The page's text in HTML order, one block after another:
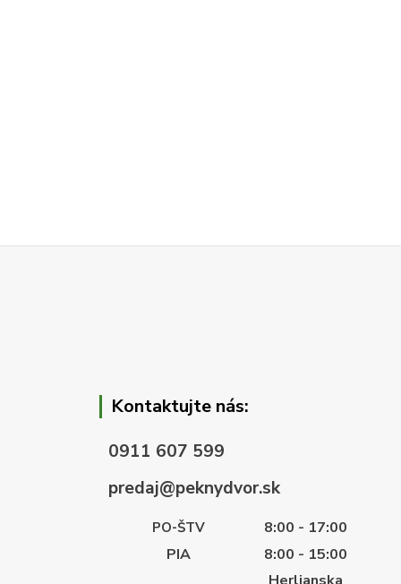
Kontaktujte nás:
0911 607 599
predaj@peknydvor.sk
PO-ŠTV
8:00 - 17:00
PIA
8:00 - 15:00